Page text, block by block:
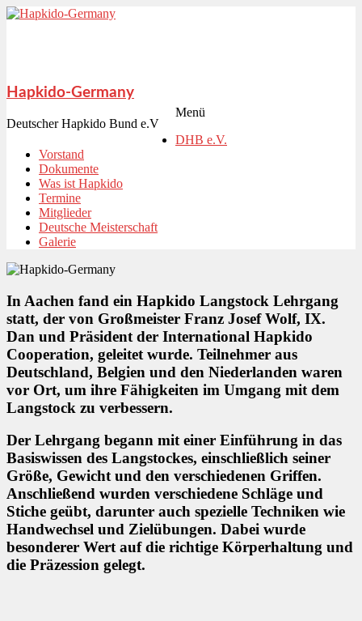
Hapkido-Germany
Deutscher Hapkido Bund e.V
Menü
DHB e.V.
Vorstand
Dokumente
Was ist Hapkido
Termine
Mitglieder
Deutsche Meisterschaft
Galerie
In Aachen fand ein Hapkido Langstock Lehrgang
statt, der von Großmeister Franz Josef Wolf, IX.
Dan und Präsident der International Hapkido
Cooperation, geleitet wurde. Teilnehmer aus
Deutschland, Belgien und den Niederlanden waren
vor Ort, um ihre Fähigkeiten im Umgang mit dem
Langstock zu verbessern.
Der Lehrgang begann mit einer Einführung in das
Basiswissen des Langstockes, einschließlich seiner
Größe, Gewicht und den verschiedenen Griffen.
Anschließend wurden verschiedene Schläge und
Stiche geübt, darunter auch spezielle Techniken wie
Handwechsel und Zielübungen. Dabei wurde
besonderer Wert auf die richtige Körperhaltung und
die Präzession gelegt.